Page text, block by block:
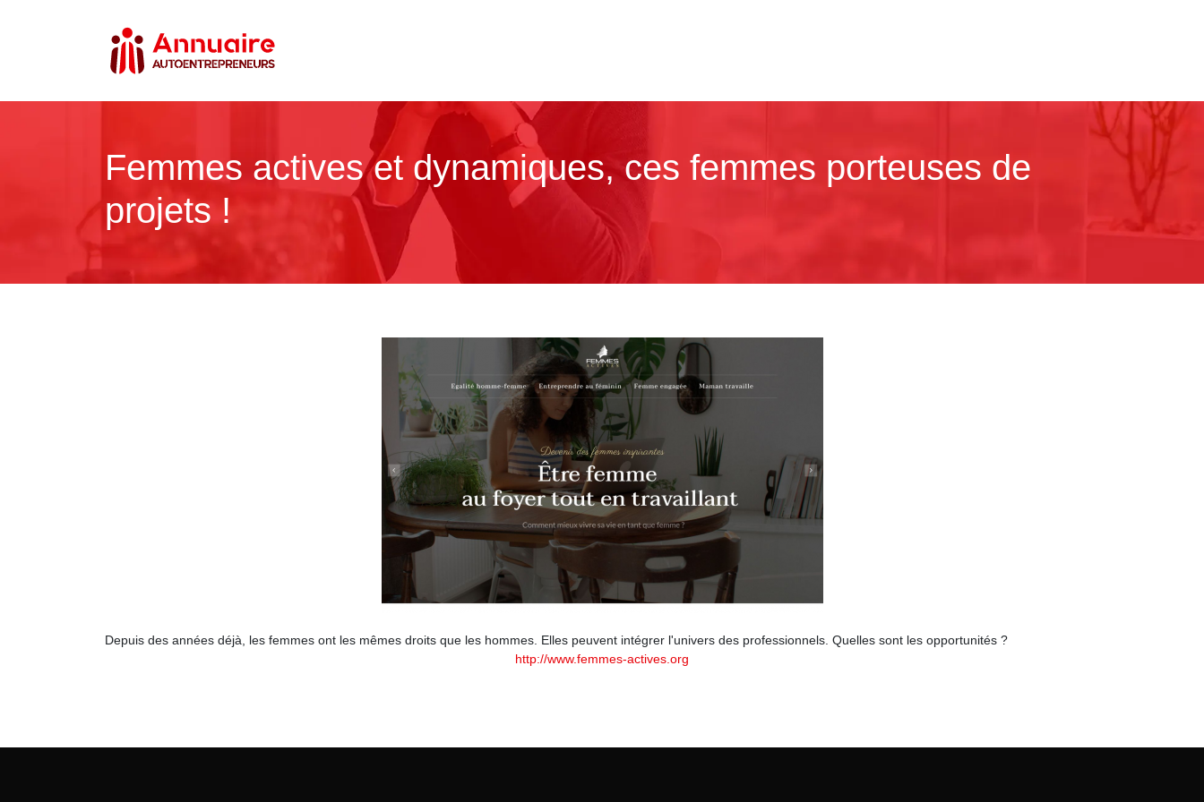
Femmes actives et dynamiques, ces femmes porteuses de
projets !
Depuis des années déjà, les femmes ont les mêmes droits que les hommes. Elles peuvent intégrer l'univers des professionnels. Quelles sont les opportunités ?
http://www.femmes-actives.org